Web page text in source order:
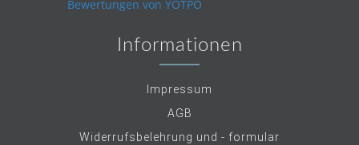
Bewertungen von YOTPO
Informationen
Impressum
AGB
Widerrufsbelehrung und - formular